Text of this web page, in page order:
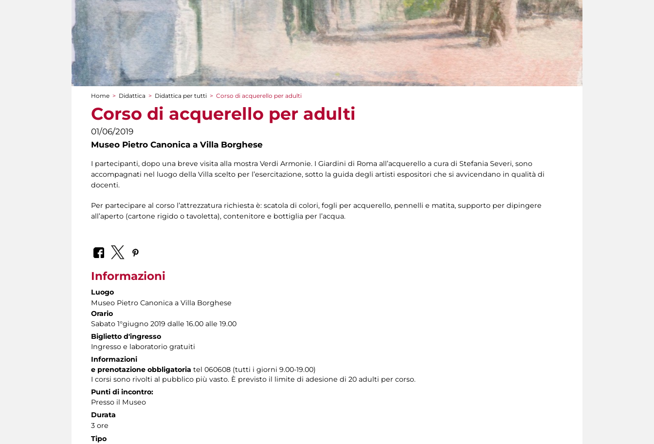
Tu sei qui
Home > Didattica > Didattica per tutti > Corso di acquerello per adulti
Corso di acquerello per adulti
01/06/2019
Museo Pietro Canonica a Villa Borghese
I partecipanti, dopo una breve visita alla mostra Verdi Armonie. I Giardini di Roma all’acquerello a cura di Stefania Severi, sono
accompagnati nel luogo della Villa scelto per l’esercitazione, sotto la guida degli artisti espositori che si avvicendano in qualità di
docenti.
Per partecipare al corso l’attrezzatura richiesta è: scatola di colori, fogli per acquerello, pennelli e matita, supporto per dipingere
all’aperto (cartone rigido o tavoletta), contenitore e bottiglia per l’acqua.
Informazioni
Luogo
Museo Pietro Canonica a Villa Borghese
Orario
Sabato 1°giugno 2019 dalle 16.00 alle 19.00
Biglietto d'ingresso
Ingresso e laboratorio gratuiti
Informazioni
e prenotazione obbligatoria tel 060608 (tutti i giorni 9.00-19.00)
I corsi sono rivolti al pubblico più vasto. È previsto il limite di adesione di 20 adulti per corso.
Punti di incontro:
Presso il Museo
Durata
3 ore
Tipo